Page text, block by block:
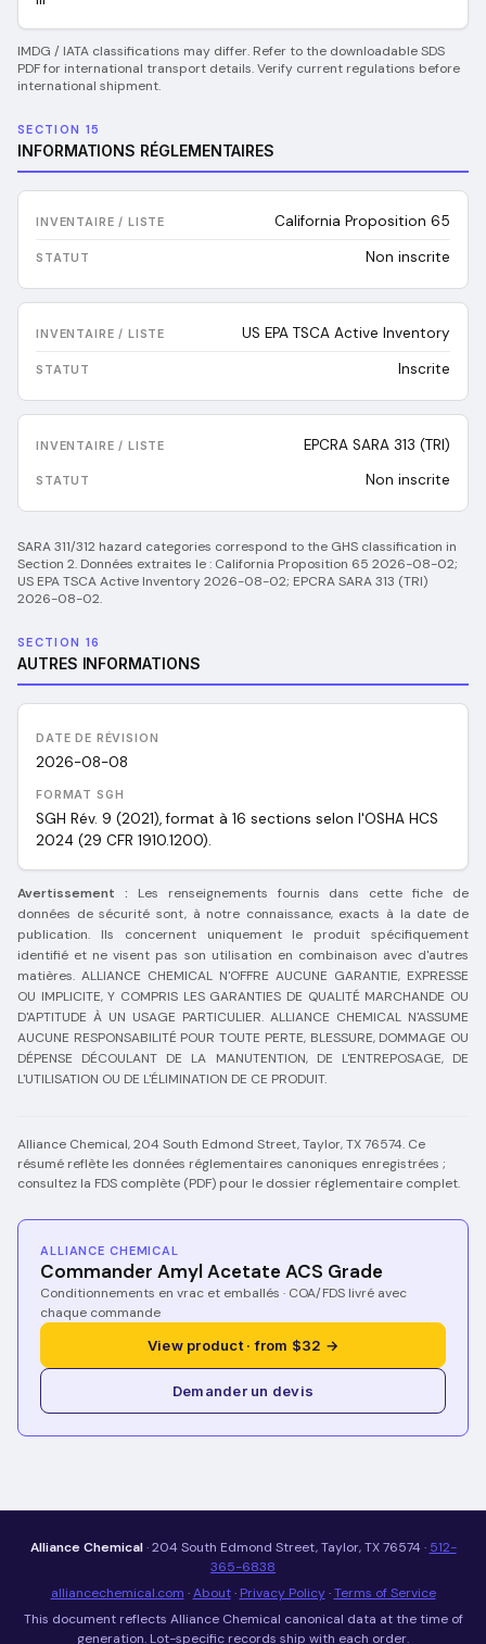
IMDG / IATA classifications may differ. Refer to the downloadable SDS
PDF for international transport details. Verify current regulations before
international shipment.
SECTION 15
INFORMATIONS RÉGLEMENTAIRES
California Proposition 65
Non inscrite
US EPA TSCA Active Inventory
Inscrite
EPCRA SARA 313 (TRI)
Non inscrite
SARA 311/312 hazard categories correspond to the GHS classification in
Section 2. Données extraites le : California Proposition 65 2026-08-02;
US EPA TSCA Active Inventory 2026-08-02; EPCRA SARA 313 (TRI)
2026-08-02.
SECTION 16
AUTRES INFORMATIONS
DATE DE RÉVISION
2026-08-08
FORMAT SGH
SGH Rév. 9 (2021), format à 16 sections selon l'OSHA HCS
2024 (29 CFR 1910.1200).
Avertissement :
Les renseignements fournis dans cette fiche de
données de sécurité sont, à notre connaissance, exacts à la date de
publication. Ils concernent uniquement le produit spécifiquement
identifié et ne visent pas son utilisation en combinaison avec d'autres
matières. ALLIANCE CHEMICAL N'OFFRE AUCUNE GARANTIE, EXPRESSE
OU IMPLICITE, Y COMPRIS LES GARANTIES DE QUALITÉ MARCHANDE OU
D'APTITUDE À UN USAGE PARTICULIER. ALLIANCE CHEMICAL N'ASSUME
AUCUNE RESPONSABILITÉ POUR TOUTE PERTE, BLESSURE, DOMMAGE OU
DÉPENSE DÉCOULANT DE LA MANUTENTION, DE L'ENTREPOSAGE, DE
L'UTILISATION OU DE L'ÉLIMINATION DE CE PRODUIT.
Alliance Chemical, 204 South Edmond Street, Taylor, TX 76574. Ce
résumé reflète les données réglementaires canoniques enregistrées ;
consultez la FDS complète (PDF) pour le dossier réglementaire complet.
ALLIANCE CHEMICAL
Commander Amyl Acetate ACS Grade
Conditionnements en vrac et emballés · COA/FDS livré avec
chaque commande
View product · from $32 →
Demander un devis
Alliance Chemical· 204 South Edmond Street, Taylor, TX 76574 · 512-
365-6838
alliancechemical.com ·About· Privacy Policy·Terms of Service
This document reflects Alliance Chemical canonical data at the time of
generation. Lot-specific records ship with each order.